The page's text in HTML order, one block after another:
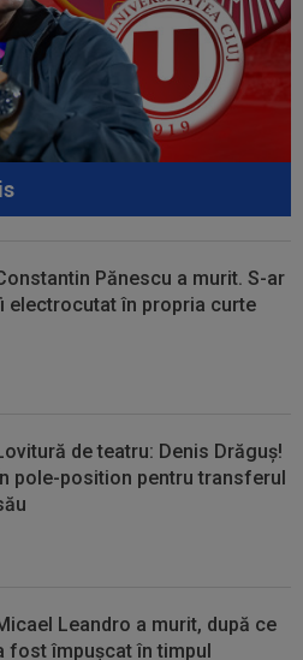
al...
despre transferul lui
la scor în fața Franței,
Pănescu a murit. S-ar
electrocutat în propria curte
de teatru: Denis Drăguș!
pole-position pentru transferul
Leandro a murit, după ce
fost împușcat în timpul